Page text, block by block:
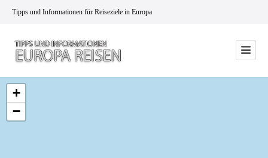
Tipps und Informationen für Reiseziele in Europa
+
−